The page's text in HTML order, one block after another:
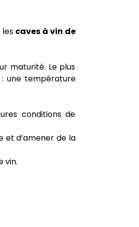
caves à vin de
maturité. Le plus
: une température
conditions de
d’amener de la
vin.